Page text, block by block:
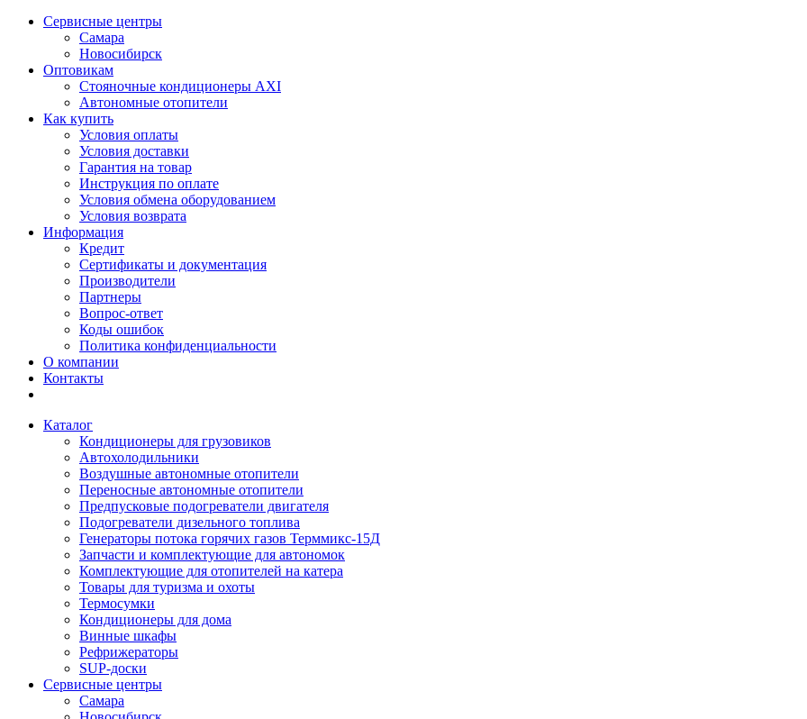
Сервисные центры
Самара
Новосибирск
Оптовикам
Стояночные кондиционеры AXI
Автономные отопители
Как купить
Условия оплаты
Условия доставки
Гарантия на товар
Инструкция по оплате
Условия обмена оборудованием
Условия возврата
Информация
Кредит
Сертификаты и документация
Производители
Партнеры
Вопрос-ответ
Коды ошибок
Политика конфиденциальности
О компании
Контакты
Каталог
Кондиционеры для грузовиков
Автохолодильники
Воздушные автономные отопители
Переносные автономные отопители
Предпусковые подогреватели двигателя
Подогреватели дизельного топлива
Генераторы потока горячих газов Терммикс-15Д
Запчасти и комплектующие для автономок
Комплектующие для отопителей на катера
Товары для туризма и охоты
Термосумки
Кондиционеры для дома
Винные шкафы
Рефрижераторы
SUP-доски
Сервисные центры
Самара